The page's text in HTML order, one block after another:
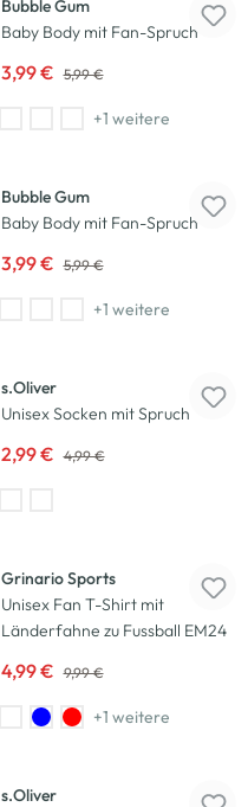
Bubble Gum
Baby Body mit Fan-Spruch
3,99 € 5,99 €
+1 weitere
Bubble Gum
Baby Body mit Fan-Spruch
3,99 € 5,99 €
+1 weitere
s.Oliver
Unisex Socken mit Spruch
2,99 € 4,99 €
Grinario Sports
Unisex Fan T-Shirt mit
Länderfahne zu Fussball EM24
4,99 € 9,99 €
+1 weitere
s.Oliver